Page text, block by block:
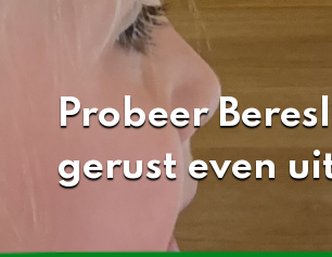
Probeer
gerust even